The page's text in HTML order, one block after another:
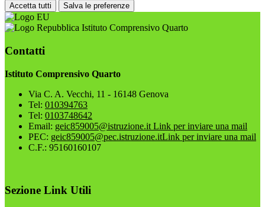
Accetta tutti Salva le preferenze
Istituto Comprensivo Quarto
Contatti
Istituto Comprensivo Quarto
Via C. A. Vecchi, 11 - 16148 Genova
Tel: 010394763
Tel: 0103748642
Email: geic859005@istruzione.it Link per inviare una mail
PEC: geic859005@pec.istruzione.itLink per inviare una mail
C.F.: 95160160107
Sezione Link Utili